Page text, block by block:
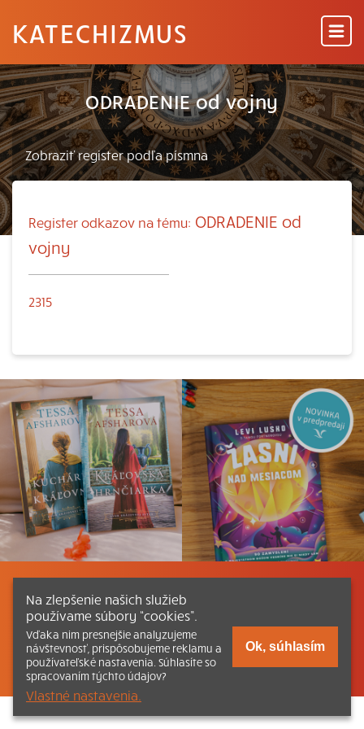
KATECHIZMUS
ODRADENIE od vojny
Register odkazov na tému: ODRADENIE od
vojny
2315
Listovať Obsah Dokumenty a články
Kontakt Tlačená verzia Katechizmu
© 2026 katechizmus.sk |Všetky práva vyhradené
funguje aj vďaka kresťanskému kníhkupectvu
Na zlepšenie našich služieb
používame súbory “cookies”.
Vďaka nim presnejšie analyzujeme
návštevnosť, prispôsobujeme reklamu a
používateľské nastavenia. Súhlasíte so
spracovaním týchto údajov?
Vlastné nastavenia.
Ok, súhlasím